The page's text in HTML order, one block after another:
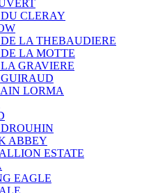
CLERAY
LA THEBAUDIERE
LA MOTTE
GRAVIERE
LORMA
ABBEY
ESTATE
EAGLE